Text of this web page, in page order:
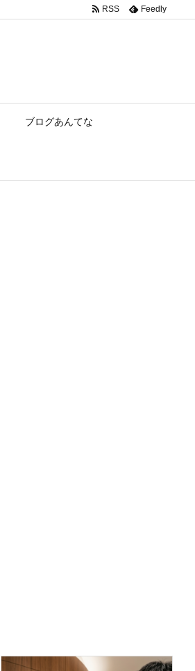
ブログあんてな
RSS Feedly